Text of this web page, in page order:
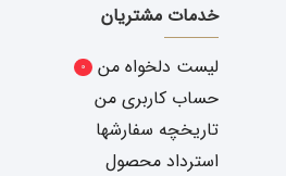
خدمات مشتریان
لیست دلخواه من
0
حساب کاربری من
تاریخچه سفارشها
استرداد محصول